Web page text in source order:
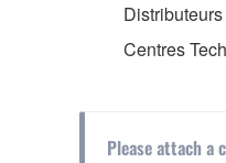
Distributeurs
Centres
Please attach